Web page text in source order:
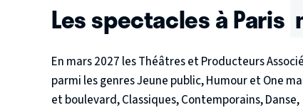
Les spectacles à Paris
En mars 2027 les Théâtres et Producteurs
parmi les genres Jeune public, Humour et One
et boulevard, Classiques, Contemporains,